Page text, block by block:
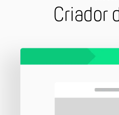
Criador